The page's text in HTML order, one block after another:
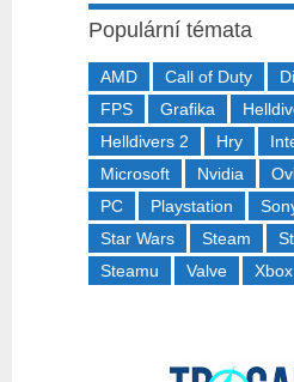
Populární témata
AMD Call of Duty
FPS
Grafika
Helldivers 2
Hry
Microsoft
Nvidia
PC
Playstation
Star Wars
Steam
Steamu
Valve Xbox